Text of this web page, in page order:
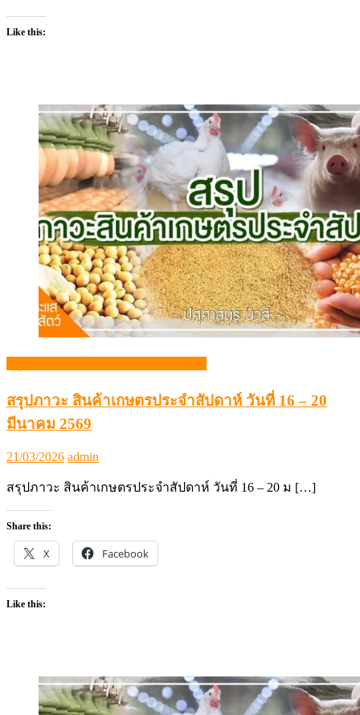
Like this:
สรุปภาวะ สินค้าเกษตรประจำสัปดาห์ วันที่ 16 – 20
มีนาคม 2569
Posted
21/03/2026 Author
admin
สรุปภาวะ สินค้าเกษตรประจำสัปดาห์ วันที่ 16 – 20 ม […]
Share this:
X Facebook
Like this: